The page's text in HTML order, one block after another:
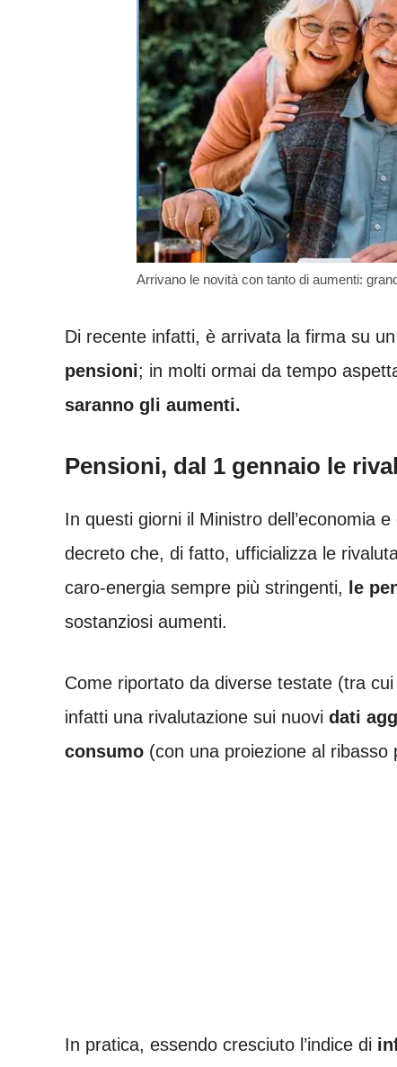
Arrivano le novità con tanto di aumenti:
Di recente infatti, è arrivata la firma su
pensioni; in molti ormai da tempo
saranno gli aumenti.
Pensioni, dal 1 gennaio le
In questi giorni il Ministro dell’economia
decreto che, di fatto, ufficializza le
caro-energia sempre più stringenti, le
sostanziosi aumenti.
Come riportato da diverse testate (tra cui
infatti una rivalutazione sui nuovi dati
consumo (con una proiezione al ribasso
In pratica, essendo cresciuto l’indice di